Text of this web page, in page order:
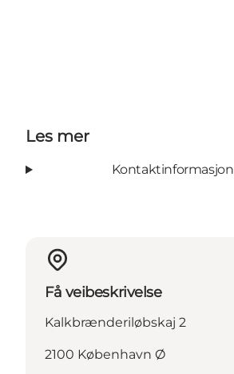
Les mer
Kontaktinformasjon
Få veibeskrivelse
Kalkbrænderiløbskaj 2
2100 København Ø